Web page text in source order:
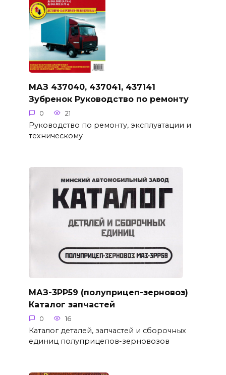
МАЗ 437040, 437041, 437141
Зубренок Руководство по ремонту
0 21
Руководство по ремонту, эксплуатации и
техническому
МАЗ-3РР59 (полуприцеп-зерновоз)
Каталог запчастей
0 16
Каталог деталей, запчастей и сборочных
единиц полуприцепов-зерновозов